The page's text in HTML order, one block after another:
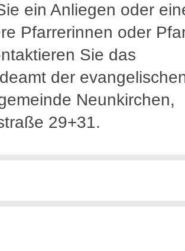
ein Anliegen oder
Pfarrerinnen oder
Sie das
der
Neunkirchen,
29+31.